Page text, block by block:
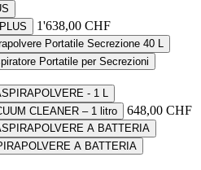
1'638,00 CHF
Portatile per Secrezioni
CLEANER – 1 litro 648,00 CHF
A BATTERIA